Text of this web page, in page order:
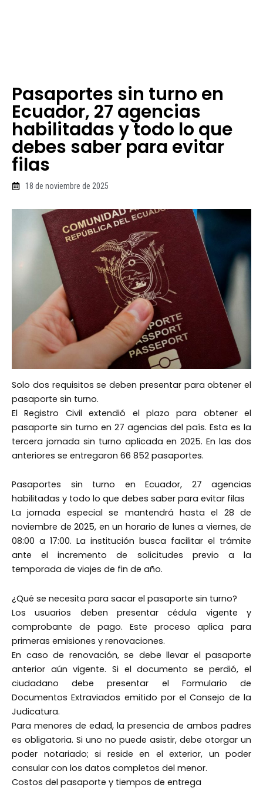
Pasaportes sin turno en
Ecuador, 27 agencias
habilitadas y todo lo que
debes saber para evitar
filas
18 de noviembre de 2025
Solo dos requisitos se deben presentar para obtener el
pasaporte sin turno.
El Registro Civil extendió el plazo para obtener el
pasaporte sin turno en 27 agencias del país. Esta es la
tercera jornada sin turno aplicada en 2025. En las dos
anteriores se entregaron 66 852 pasaportes.
Pasaportes sin turno en Ecuador, 27 agencias
habilitadas y todo lo que debes saber para evitar filas
La jornada especial se mantendrá hasta el 28 de
noviembre de 2025, en un horario de lunes a viernes, de
08:00 a 17:00. La institución busca facilitar el trámite
ante el incremento de solicitudes previo a la
temporada de viajes de fin de año.
¿Qué se necesita para sacar el pasaporte sin turno?
Los usuarios deben presentar cédula vigente y
comprobante de pago. Este proceso aplica para
primeras emisiones y renovaciones.
En caso de renovación, se debe llevar el pasaporte
anterior aún vigente. Si el documento se perdió, el
ciudadano debe presentar el Formulario de
Documentos Extraviados emitido por el Consejo de la
Judicatura.
Para menores de edad, la presencia de ambos padres
es obligatoria. Si uno no puede asistir, debe otorgar un
poder notariado; si reside en el exterior, un poder
consular con los datos completos del menor.
Costos del pasaporte y tiempos de entrega